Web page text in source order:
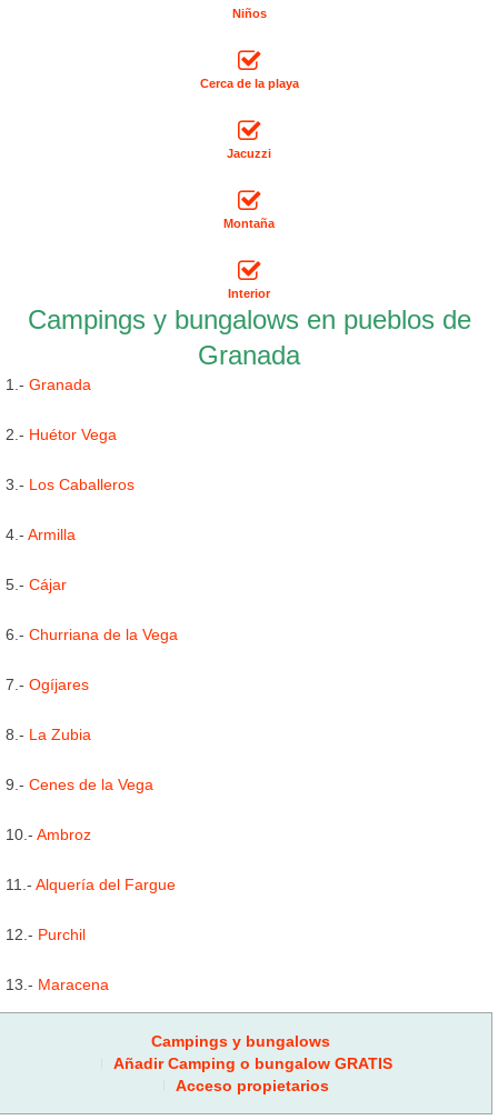
Niños
Cerca de la playa
Jacuzzi
Montaña
Interior
Campings y bungalows en pueblos de
Granada
1.- Granada
2.- Huétor Vega
3.- Los Caballeros
4.- Armilla
5.- Cájar
6.- Churriana de la Vega
7.- Ogíjares
8.- La Zubia
9.- Cenes de la Vega
10.- Ambroz
11.- Alquería del Fargue
12.- Purchil
13.- Maracena
Campings y bungalows
Añadir Camping o bungalow GRATIS
Acceso propietarios